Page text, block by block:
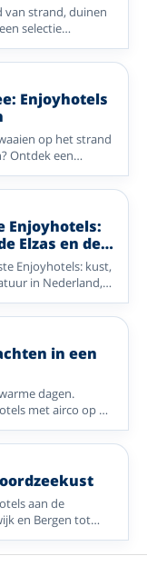
van strand, duinen
selectie
op de
kust en in
Enjoyhotels
op het strand
Ontdek een
de Noordzee in
Enjoyhotels:
Elzas en de
Enjoyhotels: kust,
in Nederland,
in een
dagen.
met airco op de
van strand en stad
aan de
en Bergen tot
en Greetsiel.